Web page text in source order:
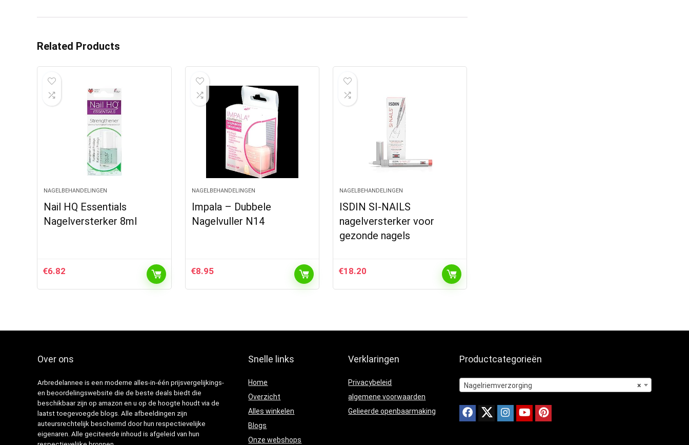
Related Products
NAGELBEHANDELINGEN
Nail HQ Essentials
Nagelversterker 8ml
€6.82
NAGELBEHANDELINGEN
Impala – Dubbele
Nagelvuller N14
€8.95
NAGELBEHANDELINGEN
ISDIN SI-NAILS
nagelversterker voor
gezonde nagels
€18.20
Over ons
Arbredelannee is een moderne alles-in-één prijsvergelijkings-
en beoordelingswebsite die de beste deals biedt die
beschikbaar zijn op amazon en u op de hoogte houdt via de
laatst toegevoegde blogs. Alle afbeeldingen zijn
auteursrechtelijk beschermd door hun respectievelijke
eigenaren. Alle geciteerde inhoud is afgeleid van hun
Snelle links
Home
Overzicht
Alles winkelen
Blogs
Onze webshops
Verklaringen
Privacybeleid
algemene voorwaarden
Gelieerde openbaarmaking
Productcategorieën
×
Nagelriemverzorging